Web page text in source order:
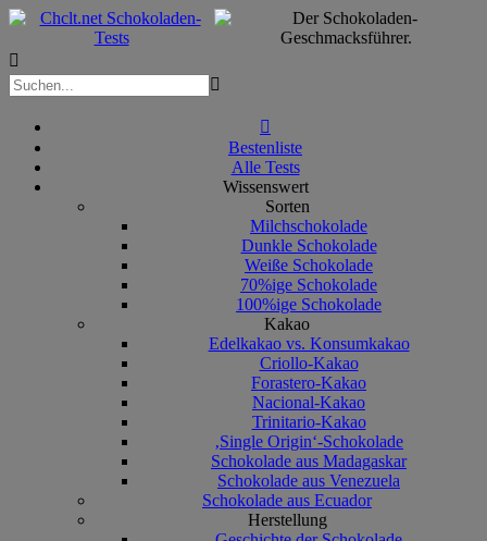



Bestenliste
Alle Tests
Wissenswert
Sorten
Milchschokolade
Dunkle Schokolade
Weiße Schokolade
70%ige Schokolade
100%ige Schokolade
Kakao
Edelkakao vs. Konsumkakao
Criollo-Kakao
Forastero-Kakao
Nacional-Kakao
Trinitario-Kakao
‚Single Origin‘-Schokolade
Schokolade aus Madagaskar
Schokolade aus Venezuela
Schokolade aus Ecuador
Herstellung